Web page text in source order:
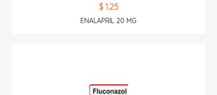
$ 1.25
ENALAPRIL 20 MG